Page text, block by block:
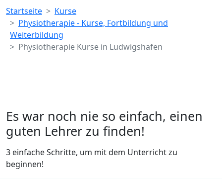
Breadcrumb
Startseite
Kurse
Physiotherapie - Kurse, Fortbildung und
Weiterbildung
Physiotherapie Kurse in Ludwigshafen
Es war noch nie so einfach, einen
guten Lehrer zu finden!
3 einfache Schritte, um mit dem Unterricht zu
beginnen!